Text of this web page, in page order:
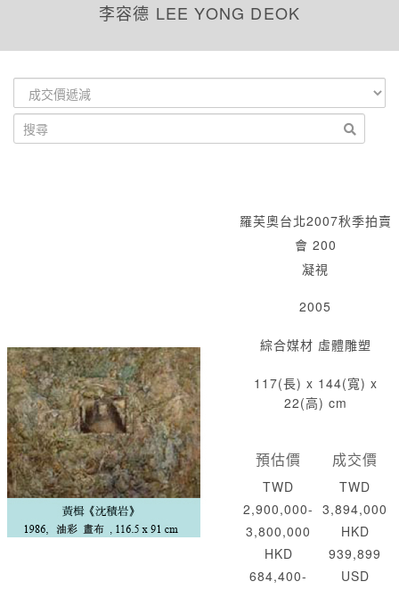
李容德 LEE YONG DEOK
羅芙奧台北2007秋季拍賣
會 200
凝視
2005
綜合媒材 虛體雕塑
117(長) x 144(寬) x
22(高) cm
預估價
TWD
2,900,000-
3,800,000
HKD
684,400-
成交價
TWD
3,894,000
HKD
939,899
USD